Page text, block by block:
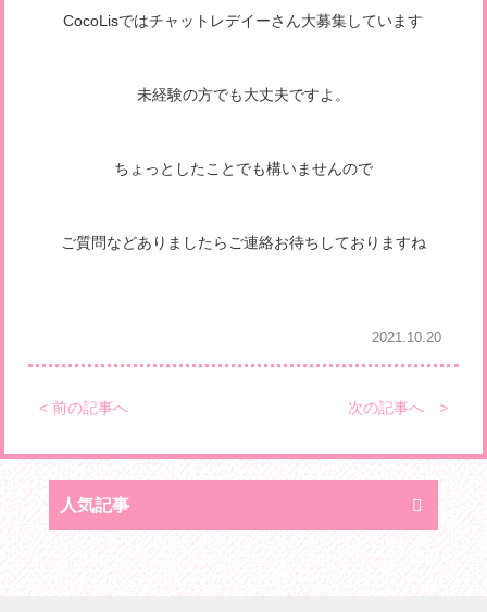
CocoLisではチャットレデイーさん大募集しています
未経験の方でも大丈夫ですよ。
ちょっとしたことでも構いませんので
ご質問などありましたらご連絡お待ちしておりますね
2021.10.20
< 前の記事へ 次の記事へ >
人気記事